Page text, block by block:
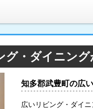
グ・ダイニン
知多郡武豊町の広
広いリビング・ダイ